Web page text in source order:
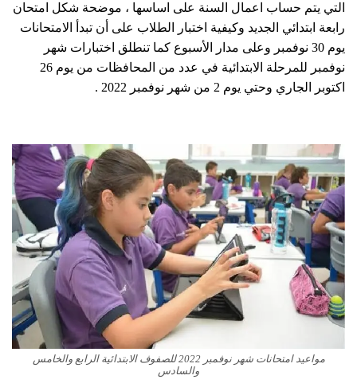
التي يتم حساب اعمال السنة على اساسها ، موضحة شكل امتحان
رابعة ابتدائي الجديد وكيفية اختبار الطلاب على أن تبدأ الامتحانات
يوم 30 نوفمبر وعلى مدار الأسبوع كما تنطلق اختبارات شهر
نوفمبر للمرحلة الابتدائية في عدد من المحافظات من يوم 26
اكتوبر الجاري وحتي يوم 2 من شهر نوفمبر 2022 .
مواعيد امتحانات شهر نوفمبر 2022 للصفوف الابتدائية الرابع والخامس
والسادس